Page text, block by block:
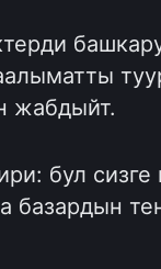
жабдыйт.
бул
базардын